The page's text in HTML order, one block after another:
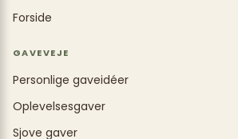
Forside
GAVEVEJE
Personlige gaveidéer
Oplevelsesgaver
Sjove gaver